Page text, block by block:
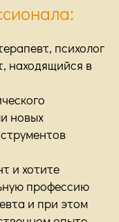
психолог
находящийся в
новых
и хотите
профессию
и при этом